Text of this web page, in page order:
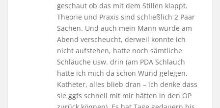
geschaut ob das mit dem Stillen klappt.
Theorie und Praxis sind schließlich 2 Paar
Sachen. Und auch mein Mann wurde am
Abend verscheucht, derweil konnte ich
nicht aufstehen, hatte noch sämtliche
Schläuche usw. drin (am PDA Schlauch
hatte ich mich da schon Wund gelegen,
Katheter, alles blieb dran – ich denke dass
sie ggfs schnell mit mir hätten in den OP